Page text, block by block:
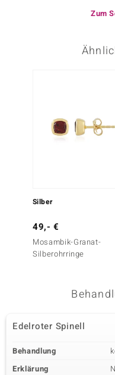
Zum
Silber
49,- €
Mosambik-Granat-
Silberohrringe
Edelroter Spinell
Behandlung
Erklärung